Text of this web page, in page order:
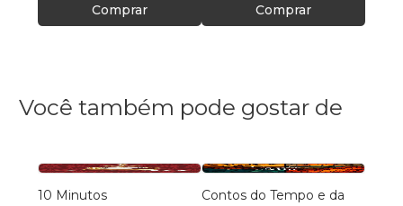
Comprar Comprar
Você também pode gostar de
10 Minutos
Contos do Tempo e da